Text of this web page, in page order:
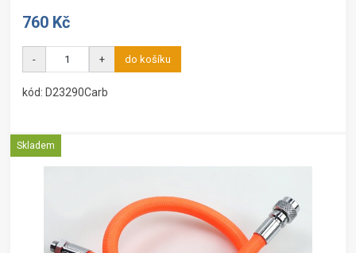
760 Kč
- + do košíku
kód: D23290Carb
Skladem